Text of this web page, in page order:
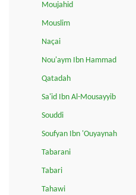
Moujahid
Mouslim
Naçai
Nou'aym Ibn Hammad
Qatadah
Sa'id Ibn Al-Mousayyib
Souddi
Soufyan Ibn 'Ouyaynah
Tabarani
Tabari
Tahawi